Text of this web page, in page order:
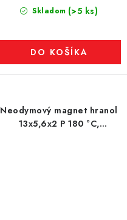
Skladom (>5 ks)
DO KOŠÍKA
Neodymový magnet hranol
13x5,6x2 P 180 °C,